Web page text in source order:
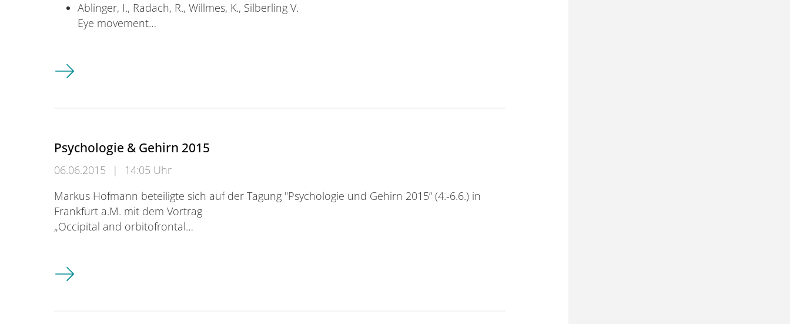
Ablinger, I., Radach, R., Willmes, K., Silberling V.
Eye movement…
European Conference on Eye Movements in Wien
Psychologie & Gehirn 2015
06.06.2015 |
14:05 Uhr
Markus Hofmann beteiligte sich auf der Tagung "Psychologie und Gehirn 2015“ (4.-6.6.) in
Frankfurt a.M. mit dem Vortrag
„Occipital and orbitofrontal…
Psychologie & Gehirn 2015